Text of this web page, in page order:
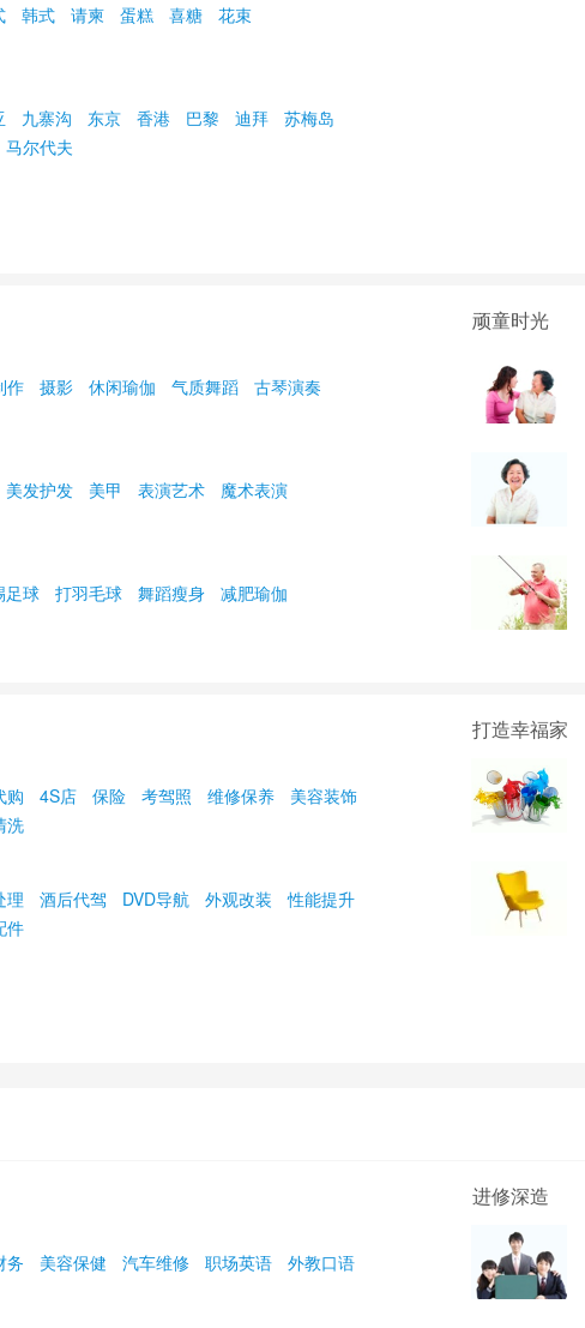
韩式 请柬 蛋糕 喜糖 花束
九寨沟 东京 香港 巴黎 迪拜
苏梅岛
马尔代夫
作 摄影 休闲瑜伽 气质舞蹈 古琴演奏
美发护发 美甲 表演艺术 魔术表演
足球 打羽毛球 舞蹈瘦身 减肥瑜伽
顽童时光
购 4S店 保险 考驾照 维修保养
美容装饰
洗
理 酒后代驾 DVD导航 外观改装
性能提升
件
打造幸福家
务 美容保健 汽车维修 职场英语
外教口语
进修深造